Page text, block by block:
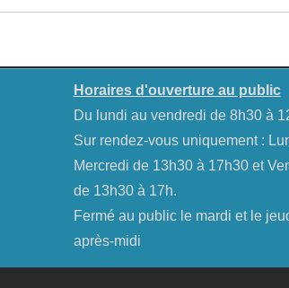
Horaires d'ouverture au public
Du lundi au vendredi de 8h30 à
Sur rendez-vous uniquement :
Mercredi de 13h30 à 17h30 et
de 13h30 à 17h.
Fermé au public le mardi et le
après-midi